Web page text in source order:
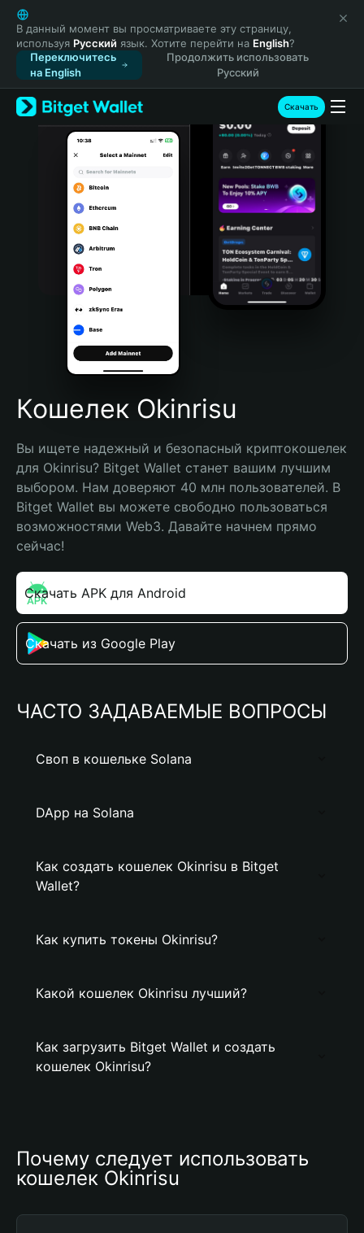
English
日本語
Tiếng Việt
Русский
Español (Latinoamérica)
Türkçe
Italiano
Português (Portugal)
Bahasa Indonesia
Português (Brasil)
Español (Argentina)
В данный момент вы просматриваете эту страницу,
используя Русский язык. Хотите перейти на English?
Переключитесь
на English
Продолжить использовать
Русский
Скачать
Кошелек Okinrisu
Вы ищете надежный и безопасный криптокошелек
для Okinrisu? Bitget Wallet станет вашим лучшим
выбором. Нам доверяют 40 млн пользователей. В
Bitget Wallet вы можете свободно пользоваться
возможностями Web3. Давайте начнем прямо
сейчас!
Скачать APK для Android
Скачать из Google Play
ЧАСТО ЗАДАВАЕМЫЕ ВОПРОСЫ
Своп в кошельке Solana
DApp на Solana
Как создать кошелек Okinrisu в Bitget
Wallet?
Как купить токены Okinrisu?
Какой кошелек Okinrisu лучший?
Как загрузить Bitget Wallet и создать
кошелек Okinrisu?
Почему следует использовать
кошелек Okinrisu